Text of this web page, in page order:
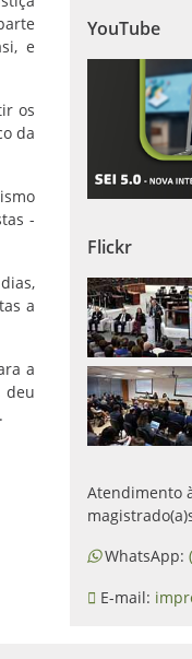
e
os
da
-
a
a
deu
YouTube
Flickr
Atendimento
WhatsApp:
E-mail: